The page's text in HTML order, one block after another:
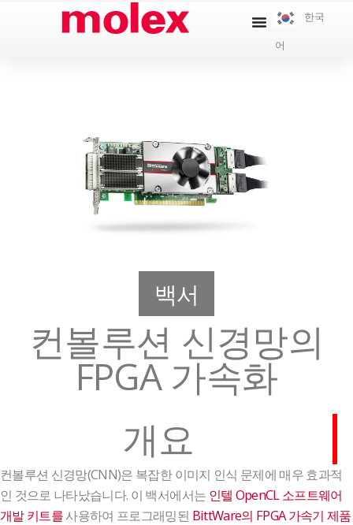
한국
어
백서
컨볼루션 신경망의
FPGA 가속화
개요
컨볼루션 신경망(CNN)은 복잡한 이미지 인식 문제에 매우 효과적
인 것으로 나타났습니다. 이 백서에서는 인텔 OpenCL 소프트웨어
개발 키트를사용하여 프로그래밍된 BittWare의 FPGA 가속기 제품